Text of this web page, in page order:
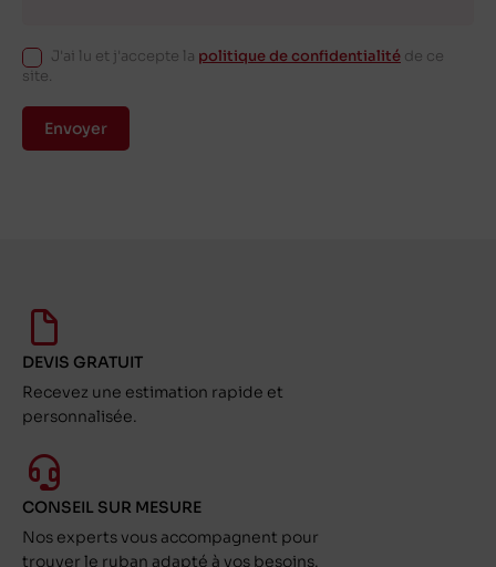
J'ai lu et j'accepte la politique de confidentialité de ce
site.
Envoyer
DEVIS GRATUIT
Recevez une estimation rapide et
personnalisée.
CONSEIL SUR MESURE
Nos experts vous accompagnent pour
trouver le ruban adapté à vos besoins.